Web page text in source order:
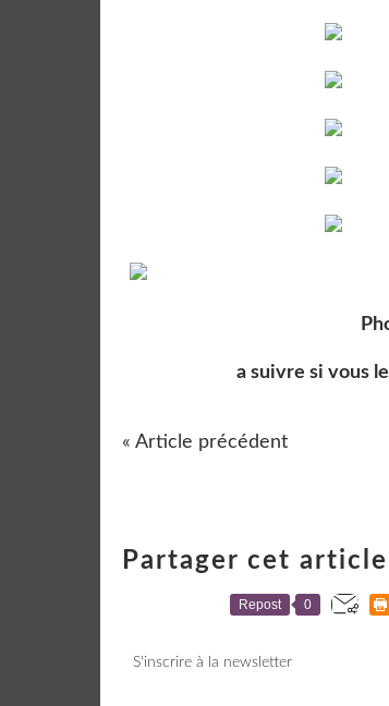
a suivre si vous
« Article précédent
Partager cet article
Repost 0
S'inscrire à la newsletter